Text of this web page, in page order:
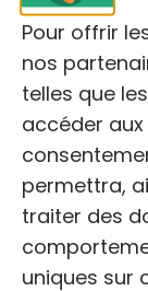
Pour offrir
nos
telles que
accéder aux
permettra,
traiter des
uniques sur
Refuges
Rhône
Refuges
Refuges